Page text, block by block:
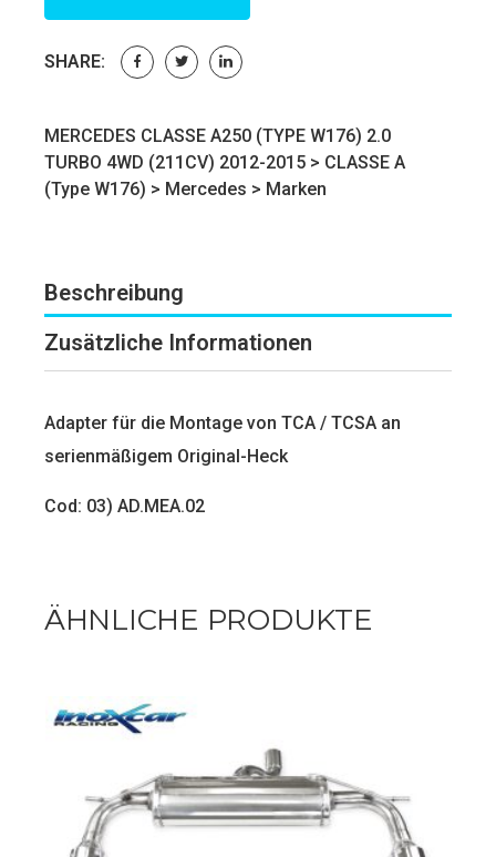
SHARE:
MERCEDES CLASSE A250 (TYPE W176) 2.0
TURBO 4WD (211CV) 2012-2015 > CLASSE A
(Type W176) > Mercedes > Marken
Beschreibung
Zusätzliche Informationen
Adapter für die Montage von TCA / TCSA an
serienmäßigem Original-Heck
Cod: 03) AD.MEA.02
ÄHNLICHE PRODUKTE